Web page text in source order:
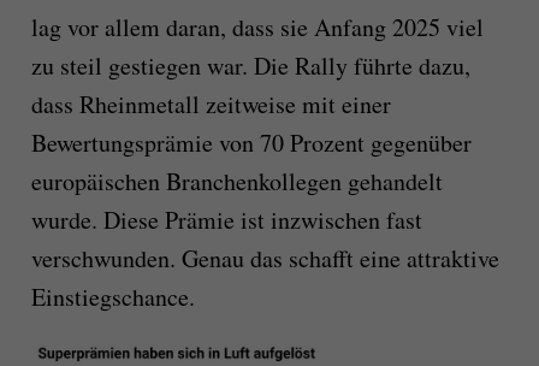
lag vor allem daran, dass sie Anfang 2025 viel
zu steil gestiegen war. Die Rally führte dazu,
dass Rheinmetall zeitweise mit einer
Bewertungsprämie von 70 Prozent gegenüber
europäischen Branchenkollegen gehandelt
wurde. Diese Prämie ist inzwischen fast
verschwunden. Genau das schafft eine attraktive
Einstiegschance.